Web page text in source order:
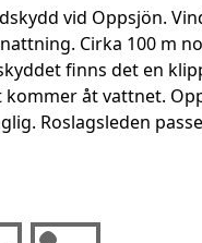
vid Oppsjön.
Cirka 100 m
finns det en
åt vattnet.
Roslagsleden